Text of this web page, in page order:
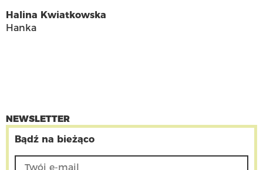
Halina Kwiatkowska
Hanka
NEWSLETTER
Bądź na bieżąco